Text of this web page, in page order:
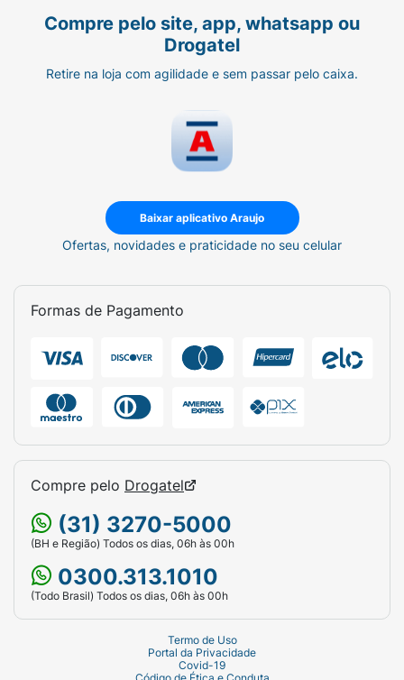
Compre pelo site, app, whatsapp ou
Drogatel
Retire na loja com agilidade e sem passar pelo caixa.
Baixar aplicativo Araujo
Ofertas, novidades e praticidade no seu celular
Formas de Pagamento
Compre pelo Drogatel
(31) 3270-5000
(BH e Região) Todos os dias, 06h às 00h
0300.313.1010
(Todo Brasil) Todos os dias, 06h às 00h
Termo de Uso
Portal da Privacidade
Covid-19